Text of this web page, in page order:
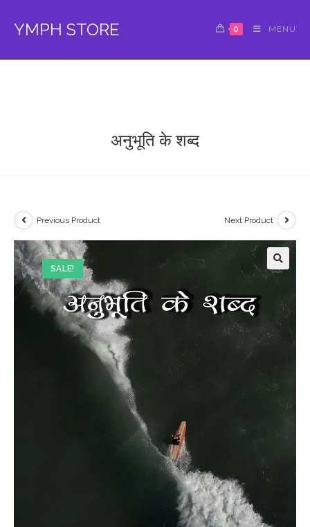
YMPH STORE 0 MENU
अनुभूति के शब्द
SALE!
Previous Product Next Product